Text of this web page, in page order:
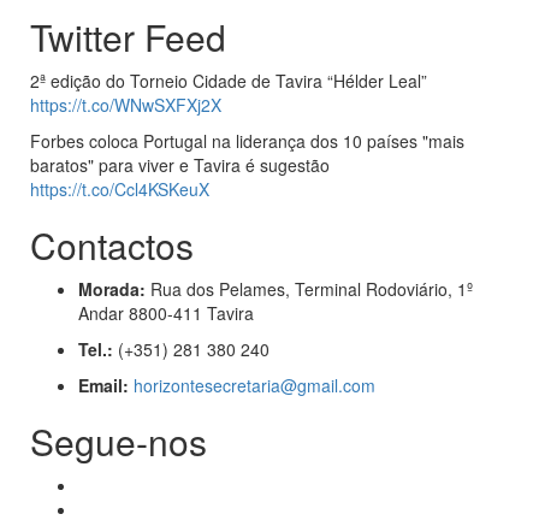
Twitter Feed
2ª edição do Torneio Cidade de Tavira “Hélder Leal”
https://t.co/WNwSXFXj2X
Forbes coloca Portugal na liderança dos 10 países "mais
baratos" para viver e Tavira é sugestão
https://t.co/Ccl4KSKeuX
Contactos
Morada: Rua dos Pelames, Terminal Rodoviário, 1º
Andar 8800-411 Tavira
Tel.: (+351) 281 380 240
Email: horizontesecretaria@gmail.com
Segue-nos